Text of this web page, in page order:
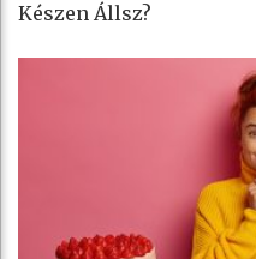
Készen Állsz?